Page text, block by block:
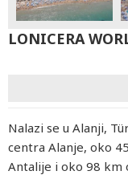
LONICERA
Nalazi se u Alanji,
centra Alanje, oko
Antalije i oko 98 km